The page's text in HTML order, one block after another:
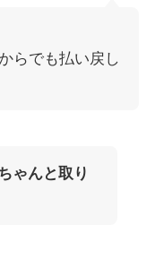
らでも払い戻し
ゃんと取り